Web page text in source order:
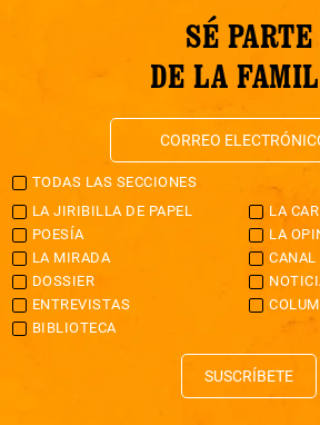
SÉ PARTE
DE LA
TODAS LAS SECCIONES
LA JIRIBILLA DE PAPEL
LA
POESÍA
LA
LA MIRADA
DOSSIER
ENTREVISTAS
BIBLIOTECA
SUSCRÍBETE